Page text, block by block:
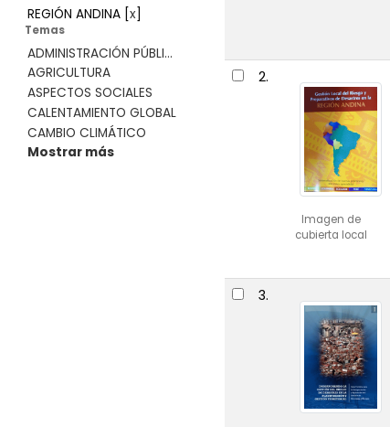
REGIÓN ANDINA[x]
Temas
ADMINISTRACIÓN PÚBLI...
AGRICULTURA
ASPECTOS SOCIALES
CALENTAMIENTO GLOBAL
CAMBIO CLIMÁTICO
Mostrar más
2.
Imagen de
cubierta local
3.